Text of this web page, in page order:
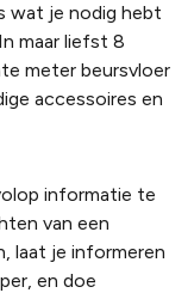
wat je nodig hebt
maar liefst 8
meter beursvloer
accessoires en
informatie te
van een
laat je informeren
en doe